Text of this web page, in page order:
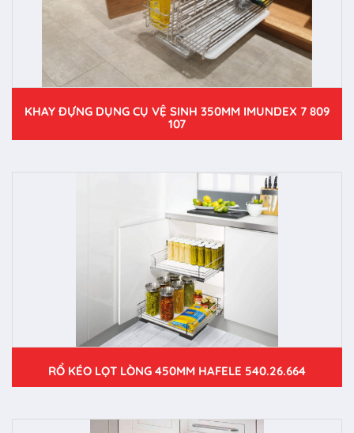
KHAY ĐỰNG DỤNG CỤ VỆ SINH 350MM IMUNDEX 7 809
107
RỔ KÉO LỌT LÒNG 450MM HAFELE 540.26.664